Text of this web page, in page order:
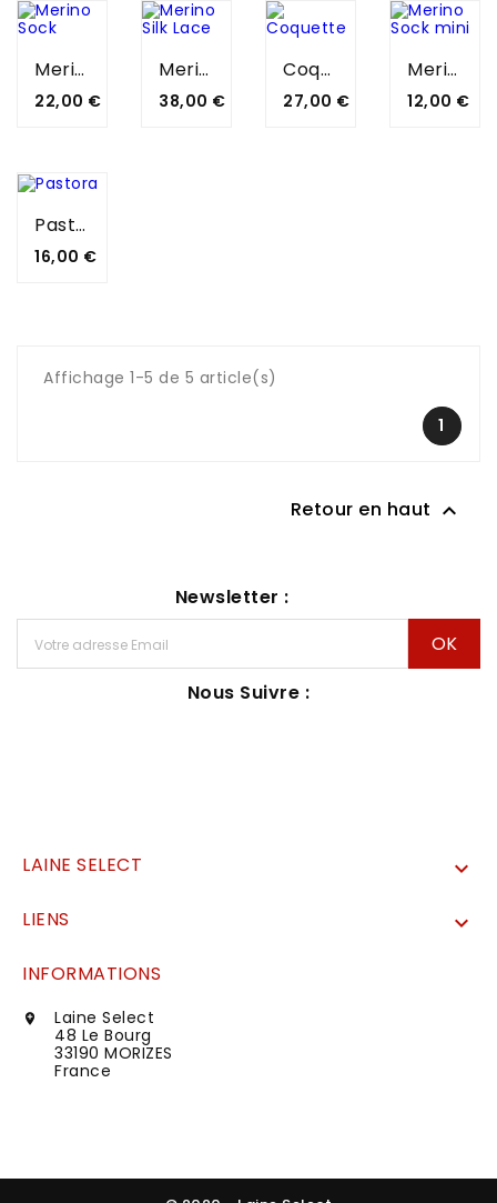
Merino
Sock
Prix
22,00 €
Merino
Silk
Lace
Prix
38,00 €
Coquette
Prix
27,00 €
Merino
Sock
Mini
Prix
12,00 €
Pastora
Prix
16,00 €
Affichage 1-5 de 5 article(s)
1
Retour en haut 
Newsletter :
Nous Suivre :
LAINE SELECT 
LIENS 
INFORMATIONS

Laine Select
48 Le Bourg
33190 MORIZES
France